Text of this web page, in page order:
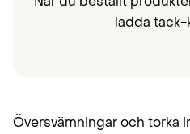
ladda
Översvämningar och torka